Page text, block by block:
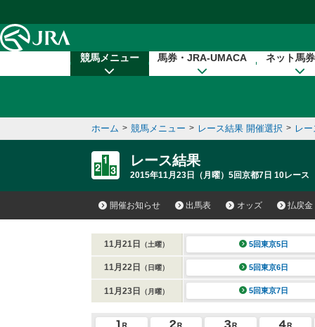
競馬メニュー 馬券・JRA-UMACA ネット馬
ホーム > 競馬メニュー > レース結果 開催選択 > レ
レース結果
2015年11月23日（月曜）5回京都7日 10レース
開催お知らせ 出馬表 オッズ 払戻金
11月21日 （土曜） 5回東京5日
11月22日 （日曜） 5回東京6日
11月23日 （月曜） 5回東京7日